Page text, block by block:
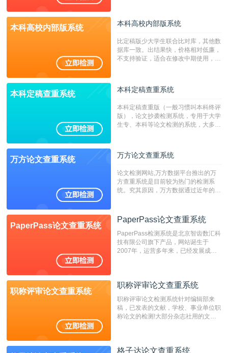
本科高校内部版系统 本科高校内部版系统
比定稿版少大学生联合比对库，其他数
据库一致。出结果快，价格相对低廉，
不支持验证，适合在修改中期使用，定
本科定稿查重系统 本科定稿查重系统
本科定稿查重版（一般习惯叫本科终评
版），论文抄袭检测系统，专用于大学
生专、本科等论文检测的系统，大多数
万方论文查重系统 万方论文查重系统
论文检测网站,万方数据平台推出的万
方查重系统是目前较为热门的检测系
统。究其原因，万方数据通过近年的发
检测系统，其真实性和权威性无可厚
非。其次，相对于知网而言，万方检测
费用少，上手容易，是学生初次论文查
重的推荐系统。
PaperPass论文查重系统
PaperPass论文查重系统
PaperPass检测系统是北京智齿数汇科
技有限公司旗下产品，网站诞生于
2007年，运营多年来，已经发展成为
检测速度快、精度高，市场反映良好。
职称评审论文查重系统
职称评审论文查重系统
职称评审论文检测系统针对编辑部来
稿，已发表的文献，学校、事业单位职
称论文的检测!大部分杂志社用的文献
编辑部检测来稿和已发表的文献,检测
格子达论文查重系统